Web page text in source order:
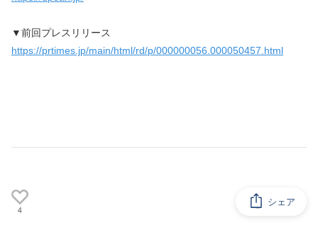
▼前回プレスリリース
https://prtimes.jp/main/html/rd/p/000000056.000050457.html
4
シェア